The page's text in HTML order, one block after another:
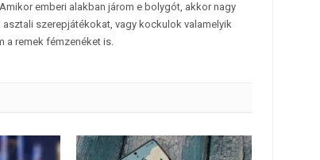
emberi alakban járom e bolygót, akkor nagy
szerepjátékokat, vagy kockulok valamelyik
a remek fémzenéket is.